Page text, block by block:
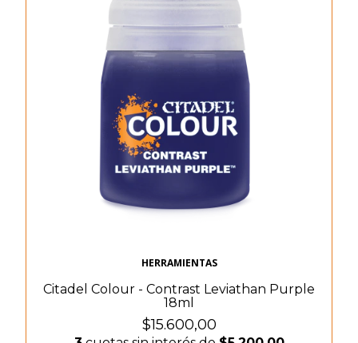
HERRAMIENTAS
Citadel Colour - Contrast Leviathan Purple
18ml
$15.600,00